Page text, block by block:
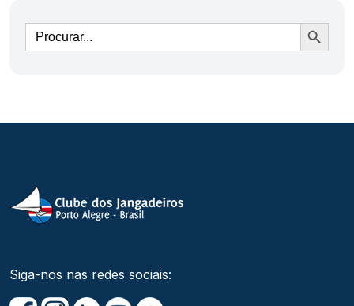
Ir
Siga-nos nas redes sociais: